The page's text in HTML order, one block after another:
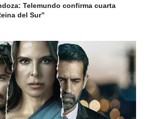
Telemundo confirma cuarta
del Sur”